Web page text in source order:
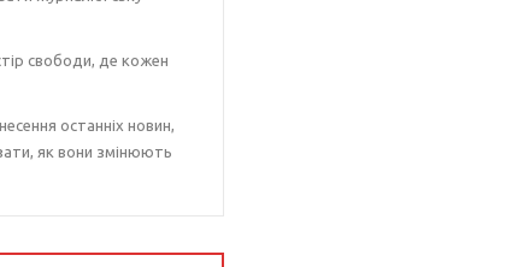
свободи, де кожен
останніх новин,
як вони змінюють